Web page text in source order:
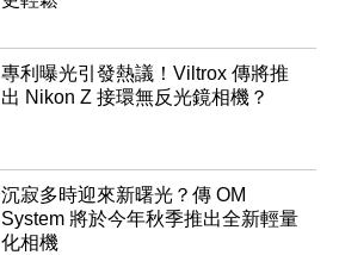
專利曝光引發熱議！Viltrox 傳將推
出 Nikon Z 接環無反光鏡相機？
沉寂多時迎來新曙光？傳 OM
System 將於今年秋季推出全新輕量
化相機